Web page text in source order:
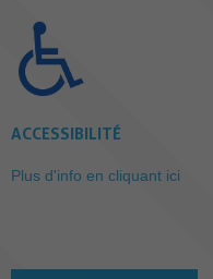
ACCESSIBILITÉ
Plus d'info en cliquant ici